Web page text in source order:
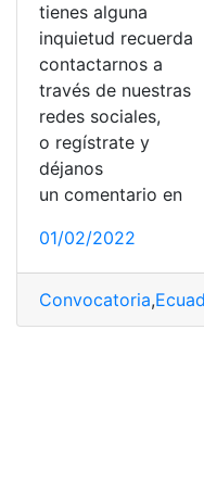
tienes alguna
inquietud recuerda
contactarnos a
través de nuestras
redes sociales,
o regístrate y
déjanos
un comentario en
01/02/2022
Convocatoria,